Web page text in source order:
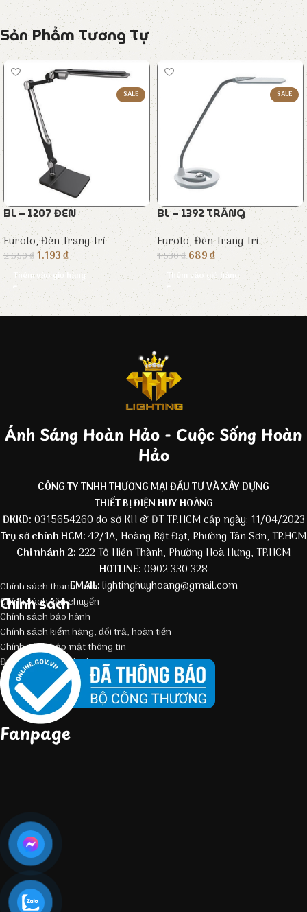
Sản Phẩm Tương Tự
SALE
BL – 1207 ĐEN
Euroto,Đèn Trang Trí
2.650₫1.193₫
Thêm vào giỏ hàng
SALE
BL – 1392 TRẮNG
Euroto,Đèn Trang Trí
1.530₫ 689₫
Thêm vào giỏ hàng
Ánh Sáng Hoàn Hảo - Cuộc Sống Hoàn
Hảo
CÔNG TY TNHH THƯƠNG MẠI ĐẦU TƯ VÀ XÂY DỰNG
THIẾT BỊ ĐIỆN HUY HOÀNG
ĐKKD: 0315654260 do sở KH & ĐT TP.HCM cấp ngày: 11/04/2023
Trụ sở chính HCM:42/1A, Hoàng Bật Đạt, Phường Tân Sơn, TP.HCM
Chi nhánh 2: 222 Tô Hiến Thành, Phường Hoà Hưng, TP.HCM
HOTLINE: 0902 330 328
EMAIL:lightinghuyhoang@gmail.com
Chính sách
Chính sách thanh toán
Chính sách vận chuyển
Chính sách bảo hành
Chính sách kiểm hàng, đổi trả, hoàn tiền
Chính sách bảo mật thông tin
Điều kiện giao dịch chung
Fanpage